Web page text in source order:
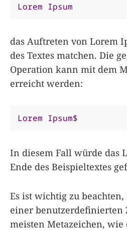
Lorem Ipsum
das Auftreten von Lorem
des Textes matchen. Die
Operation kann mit dem
erreicht werden:
Lorem Ipsum$
In diesem Fall würde das
Ende des Beispieltextes
Es ist wichtig zu
einer benutzerdefinierten
meisten Metazeichen,